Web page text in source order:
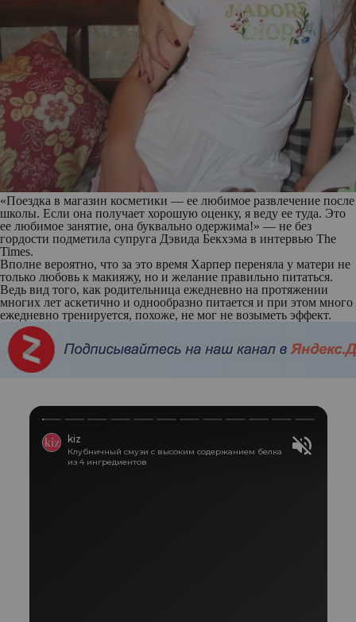
«Поездка в магазин косметики — ее любимое развлечение после
школы. Если она получает хорошую оценку, я веду ее туда. Это
ее любимое занятие, она буквально одержима!» — не без
гордости подметила супруга Дэвида Бекхэма в интервью The
Times.
Вполне вероятно, что за это время Харпер переняла у матери не
только любовь к макияжу, но и желание правильно питаться.
Ведь вид того, как родительница ежедневно на протяжении
многих лет аскетично и однообразно питается и при этом много
ежедневно тренируется, похоже, не мог не возыметь эффект.